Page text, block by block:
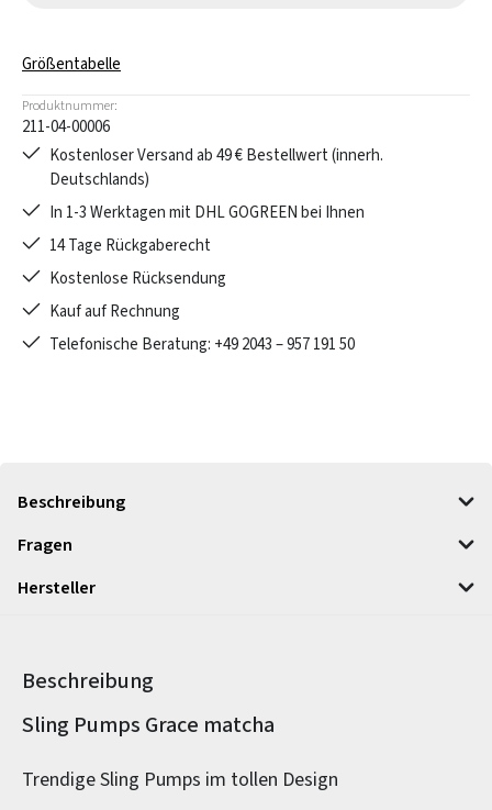
Größentabelle
Produktnummer:
211-04-00006
Kostenloser Versand ab 49 € Bestellwert (innerh.
Deutschlands)
In 1-3 Werktagen mit DHL GOGREEN bei Ihnen
14 Tage Rückgaberecht
Kostenlose Rücksendung
Kauf auf Rechnung
Telefonische Beratung: +49 2043 – 957 191 50
Beschreibung
Fragen
Hersteller
Beschreibung
Produktinformationen
Sling Pumps Grace matcha
Trendige Sling Pumps im tollen Design